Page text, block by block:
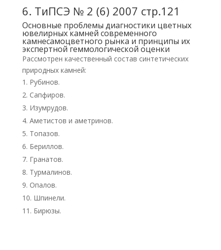
6. ТиПСЭ № 2 (6) 2007 стр.121
Основные проблемы диагностики цветных
ювелирных камней современного
камнесамоцветного рынка и принципы их
экспертной геммологической оценки
Рассмотрен качественный состав синтетических
природных камней:
Рубинов.
Сапфиров.
Изумрудов.
Аметистов и аметринов.
Топазов.
Бериллов.
Гранатов.
Турмалинов.
Опалов.
Шпинели.
Бирюзы.